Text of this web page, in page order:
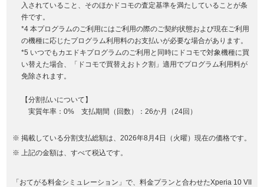
入されていること、そのほかドコモの査定基準を満たしていることが条
件です。
*4 本プログラムのご利用にはご利用の際のご契約状態および現在ご利用
の機種に応じたプログラム利用料のお支払いが必要な場合があります。
*5 いつでもカエドキプログラムのご利用と同時にドコモで対象機種に買
い替えた場合、「ドコモで買替えおトク割」適用でプログラム利用料が
免除されます。
【分割払いについて】
実質年率：0% 支払期間（回数）：26か月（24回）
掲載している分割支払総額は、2026年8月4日（火曜）現在の価格です。
上記の金額は、すべて税込です。
「おてがる料金シミュレーション」で、料金プランと合わせたXperia 10 VII